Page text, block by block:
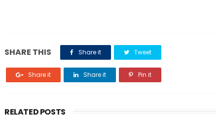
SHARE THIS Share it Tweet
Share it Share it Pin it
RELATED POSTS